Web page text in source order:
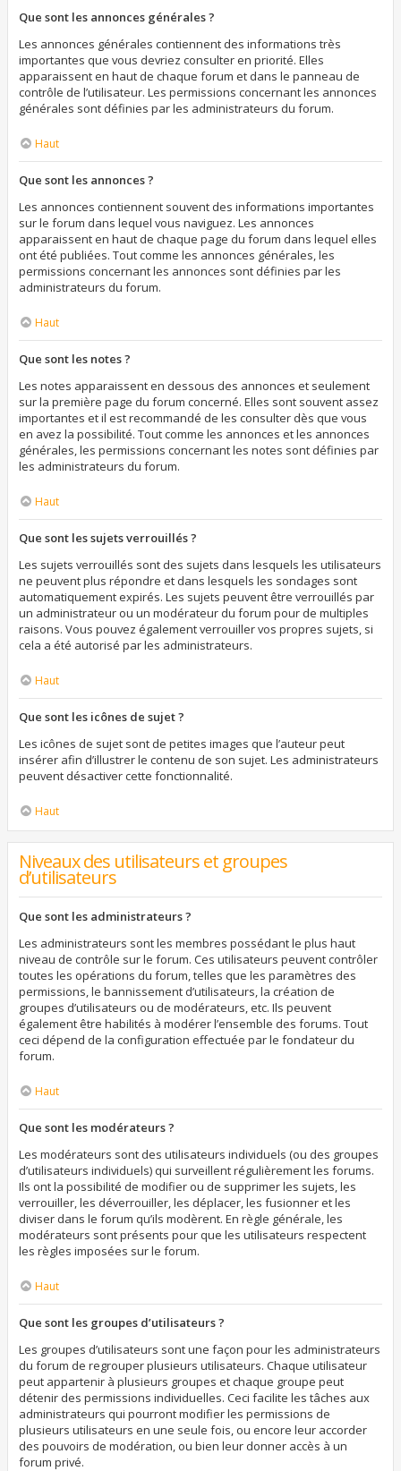
Que sont les annonces générales ?
Les annonces générales contiennent des informations très
importantes que vous devriez consulter en priorité. Elles
apparaissent en haut de chaque forum et dans le panneau de
contrôle de l’utilisateur. Les permissions concernant les annonces
générales sont définies par les administrateurs du forum.
Haut
Que sont les annonces ?
Les annonces contiennent souvent des informations importantes
sur le forum dans lequel vous naviguez. Les annonces
apparaissent en haut de chaque page du forum dans lequel elles
ont été publiées. Tout comme les annonces générales, les
permissions concernant les annonces sont définies par les
administrateurs du forum.
Haut
Que sont les notes ?
Les notes apparaissent en dessous des annonces et seulement
sur la première page du forum concerné. Elles sont souvent assez
importantes et il est recommandé de les consulter dès que vous
en avez la possibilité. Tout comme les annonces et les annonces
générales, les permissions concernant les notes sont définies par
les administrateurs du forum.
Haut
Que sont les sujets verrouillés ?
Les sujets verrouillés sont des sujets dans lesquels les utilisateurs
ne peuvent plus répondre et dans lesquels les sondages sont
automatiquement expirés. Les sujets peuvent être verrouillés par
un administrateur ou un modérateur du forum pour de multiples
raisons. Vous pouvez également verrouiller vos propres sujets, si
cela a été autorisé par les administrateurs.
Haut
Que sont les icônes de sujet ?
Les icônes de sujet sont de petites images que l’auteur peut
insérer afin d’illustrer le contenu de son sujet. Les administrateurs
peuvent désactiver cette fonctionnalité.
Haut
Niveaux des utilisateurs et groupes
d’utilisateurs
Que sont les administrateurs ?
Les administrateurs sont les membres possédant le plus haut
niveau de contrôle sur le forum. Ces utilisateurs peuvent contrôler
toutes les opérations du forum, telles que les paramètres des
permissions, le bannissement d’utilisateurs, la création de
groupes d’utilisateurs ou de modérateurs, etc. Ils peuvent
également être habilités à modérer l’ensemble des forums. Tout
ceci dépend de la configuration effectuée par le fondateur du
forum.
Haut
Que sont les modérateurs ?
Les modérateurs sont des utilisateurs individuels (ou des groupes
d’utilisateurs individuels) qui surveillent régulièrement les forums.
Ils ont la possibilité de modifier ou de supprimer les sujets, les
verrouiller, les déverrouiller, les déplacer, les fusionner et les
diviser dans le forum qu’ils modèrent. En règle générale, les
modérateurs sont présents pour que les utilisateurs respectent
les règles imposées sur le forum.
Haut
Que sont les groupes d’utilisateurs ?
Les groupes d’utilisateurs sont une façon pour les administrateurs
du forum de regrouper plusieurs utilisateurs. Chaque utilisateur
peut appartenir à plusieurs groupes et chaque groupe peut
détenir des permissions individuelles. Ceci facilite les tâches aux
administrateurs qui pourront modifier les permissions de
plusieurs utilisateurs en une seule fois, ou encore leur accorder
des pouvoirs de modération, ou bien leur donner accès à un
forum privé.